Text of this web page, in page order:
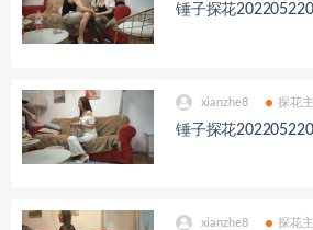
锤子探花
xianzhe8 探花
锤子探花
xianzhe8 探花